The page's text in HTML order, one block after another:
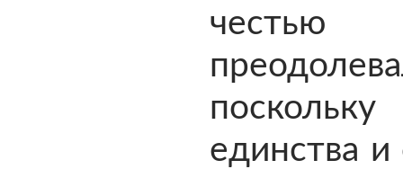
честью
единства и